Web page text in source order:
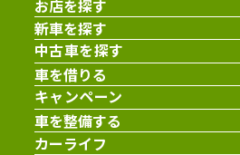
お店を探す
新車を探す
中古車を探す
車を借りる
キャンペーン
車を整備する
カーライフ